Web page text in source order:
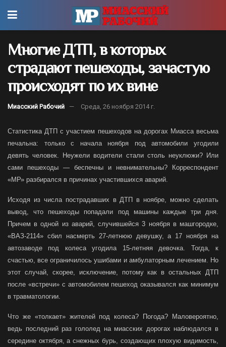
Многие ДТП, в которых
страдают пешеходы, зачастую
происходят по их вине
Миасский Рабочий Среда, 26 ноября 2014 г.
Статистика ДТПс участием пешеходов на дорогах Миасса весьма
печальна: только с начала ноября под автомобили угодили
девятьчеловек. Неужели водители стали столь неуклюжи? Или
сами пешеходы — беспечны и невнимательны? Корреспондент
«МР» разбирался в причинах участившихся аварий.
Исходя из числа пострадавших в ДТП в ноябре, можно сделать
вывод, что пешеходы попадали под машины каждые три дня.
Причем в одной из аварий, случившейся 3 ноября в машгородке,
«ВАЗ-2114» сбил насмерть 27-летнюю девушку, а 17 ноября на
автозаводе под колеса угодила 15-летняя девочка. Тогда, к
счастью, все ограничилось ушибами и амбулаторным лечением. Но
этот случай, скорее, исключение, потому как в остальных ДТП
после «встречи» с автомобилем пешеход оказывался как минимум
в травматологии.
Что же «толкает» жителей под колеса? Погода? Маловероятно,
ведь последний раз гололед на миасских дорогах наблюдался в
середине октября, а снежных бурь, создающих плохую видимость,